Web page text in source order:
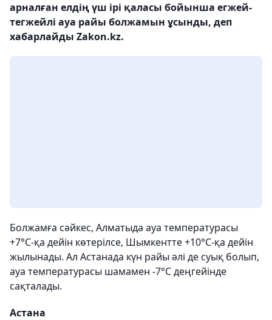
арналған елдің үш ірі қаласы бойынша егжей-
тегжейлі ауа райы болжамын ұсынды, деп
хабарлайды Zakon.kz.
Болжамға сәйкес, Алматыда ауа температурасы
+7°С-қа дейін көтерілсе, Шымкентте +10°С-қа дейін
жылынады. Ал Астанада күн райы әлі де суық болып,
ауа температурасы шамамен -7°С деңгейінде
сақталады.
Астана